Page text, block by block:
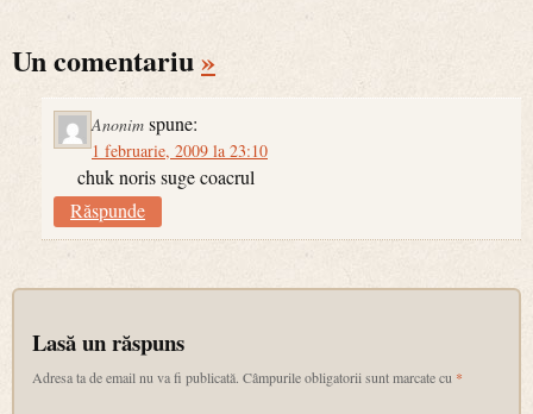
Un comentariu»
Anonim spune:
1 februarie, 2009 la 23:10
chuk noris suge coacrul
Răspunde
Lasă un răspuns
Adresa ta de email nu va fi publicată. Câmpurile obligatorii sunt marcate cu *